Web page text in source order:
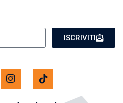
ISCRIVITI